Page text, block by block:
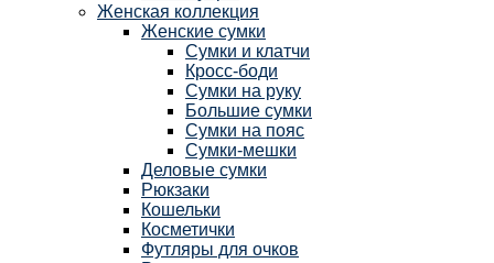
Женская коллекция
Женские сумки
Сумки и клатчи
Кросс-боди
Сумки на руку
Большие сумки
Сумки на пояс
Сумки-мешки
Деловые сумки
Рюкзаки
Кошельки
Косметички
Футляры для очков